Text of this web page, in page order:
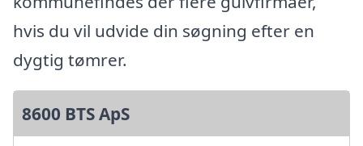
hvis du vil udvide din søgning efter en
dygtig tømrer.
8600 BTS ApS